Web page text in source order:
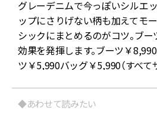
グレーデニムで今っぽいシルエ
ップにさりげない柄も加えてモ
シックにまとめるのがコツ。ブ
効果を発揮します。ブーツ￥
ツ￥5,990バッグ￥5,990（すべて
◆あわせて読みたい